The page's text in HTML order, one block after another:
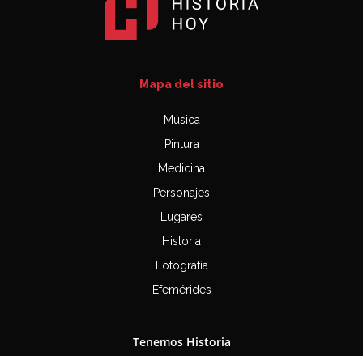
Mapa del sitio
Música
Pintura
Medicina
Personajes
Lugares
Historia
Fotografía
Efemérides
Tenemos Historia